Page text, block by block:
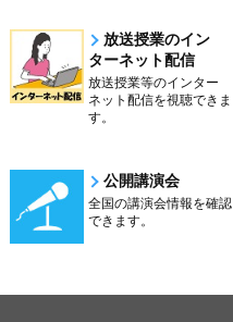
放送授業のイン
ターネット配信
放送授業等のインター
ネット配信を視聴できま
す。
公開講演会
全国の講演会情報を確認
できます。